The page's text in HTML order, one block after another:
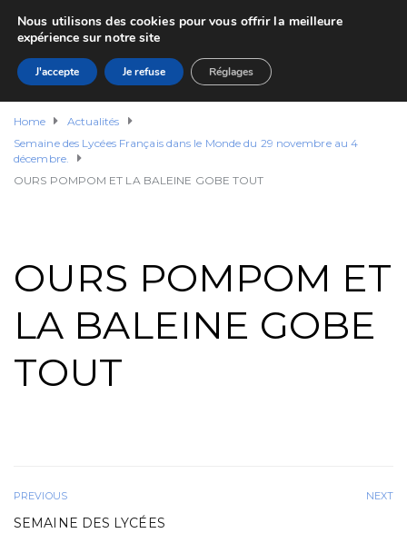
Home
Actualités
Semaine des Lycées Français dans le Monde du 29 novembre au 4
décembre.
OURS POMPOM ET LA BALEINE GOBE TOUT
OURS POMPOM ET
LA BALEINE GOBE
TOUT
PREVIOUS
SEMAINE DES LYCÉES
NEXT
Nous utilisons des cookies pour vous offrir la meilleure
expérience sur notre site
J'accepte Je refuse Réglages